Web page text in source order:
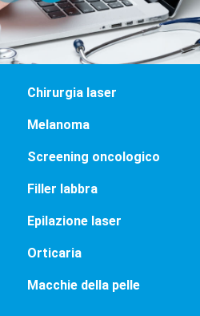
Chirurgia laser
Melanoma
Screening oncologico
Filler labbra
Epilazione laser
Orticaria
Macchie della pelle